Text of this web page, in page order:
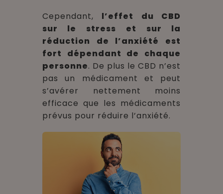
Cependant, l’effet du CBD
sur le stress et sur la
réduction de l’anxiété est
fort dépendant de chaque
personne. De plus le CBD n’est
pas un médicament et peut
s’avérer nettement moins
efficace que les médicaments
prévus pour réduire l’anxiété.